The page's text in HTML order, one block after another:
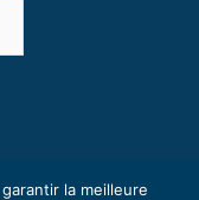
la meilleure